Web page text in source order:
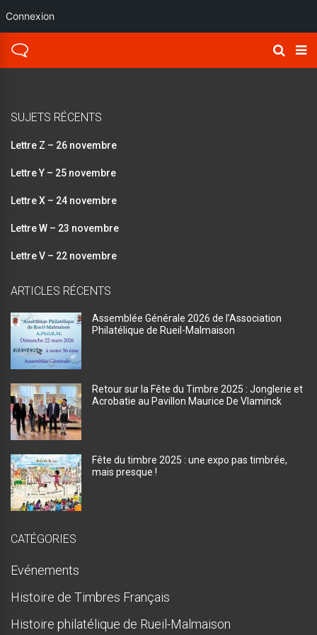
SUJETS RÉCENTS
Lettre Z – 26 novembre
Lettre Y – 25 novembre
Lettre X – 24 novembre
Lettre W – 23 novembre
Lettre V – 22 novembre
ARTICLES RÉCENTS
Assemblée Générale 2026 de l’Association
Philatélique de Rueil-Malmaison
Retour sur la Fête du Timbre 2025 : Jonglerie et
Acrobatie au Pavillon Maurice De Vlaminck
Fête du timbre 2025 : une expo pas timbrée,
mais presque !
CATÉGORIES
Evénements
Histoire de Timbres Français
Histoire philatélique de Rueil-Malmaison
Connexion